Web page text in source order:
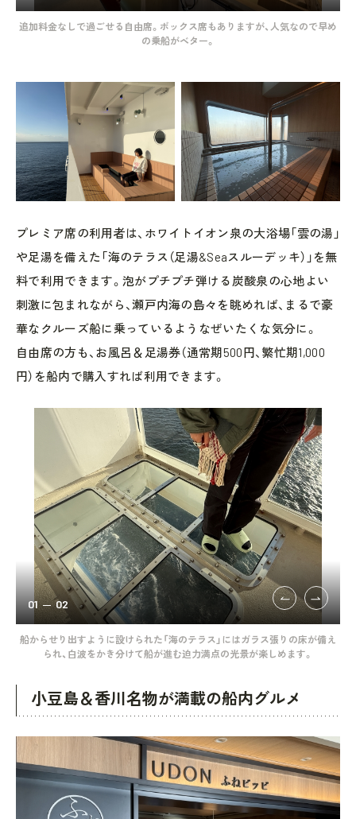
追加料金なしで過ごせる自由席。ボックス席もありますが、人気なので早め
の乗船がベター。
プレミア席の利用者は、ホワイトイオン泉の大浴場「雲の湯」
や足湯を備えた「海のテラス（足湯&Seaスルーデッキ）」を無
料で利用できます。泡がプチプチ弾ける炭酸泉の心地よい
刺激に包まれながら、瀬戸内海の島々を眺めれば、まるで豪
華なクルーズ船に乗っているようなぜいたくな気分に。
自由席の方も、お風呂＆足湯券（通常期500円、繁忙期1,000
円）を船内で購入すれば利用できます。
船からせり出すように設けられた「海のテラス」にはガラス張りの床が備え
られ、白波をかき分けて船が進む迫力満点の光景が楽しめます。
01 02
小豆島＆香川名物が満載の船内グルメ